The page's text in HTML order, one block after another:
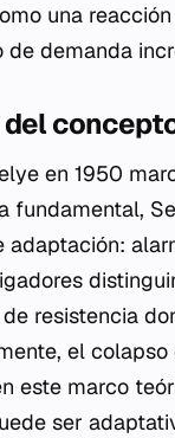
una
demanda
en 1950
fundamental,
adaptación:
resistencia
el
este marco
ser